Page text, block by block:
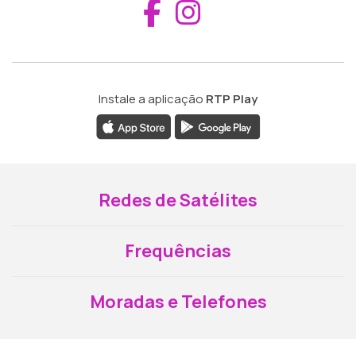
Aceder ao
Instale a aplicação RTP Play
Redes de Satélites
Frequências
Moradas e Telefones